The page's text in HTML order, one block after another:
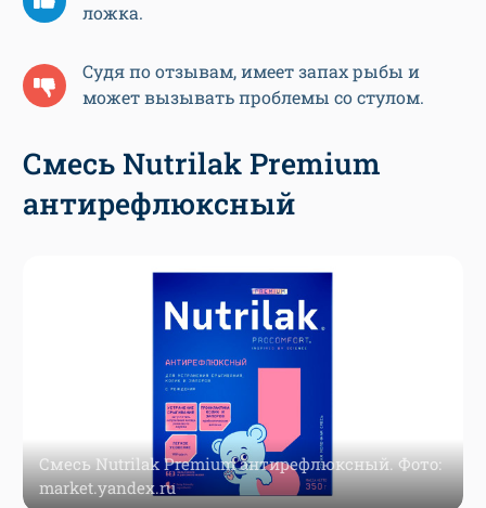
ложка.
Судя по отзывам, имеет запах рыбы и
может вызывать проблемы со стулом.
Смесь Nutrilak Premium
антирефлюксный
Смесь Nutrilak Premium антирефлюксный. Фото:
market.yandex.ru